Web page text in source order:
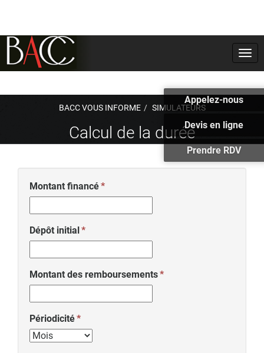
BACC VOUS INFORME SIMULATEURS
Appelez-nous
Devis en ligne
Prendre RDV
Calcul de la durée
Montant financé
Dépôt initial
Montant des remboursements
Périodicité